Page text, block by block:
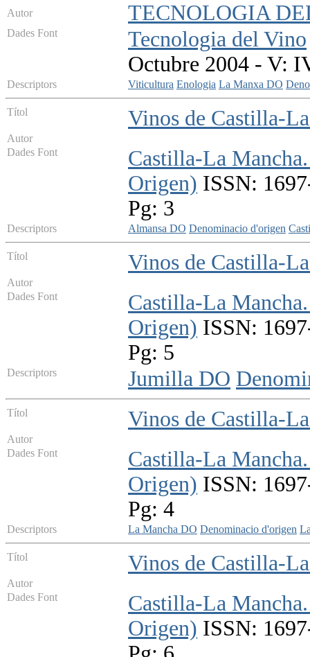
Autor TECNOLOGIA
Dades Font Tecnologia del Vino
Octubre 2004 - V:
Descriptors Viticultura Enologia La Manxa DO
Títol Vinos de Castilla-
Autor
Dades Font
Castilla-La
Origen) ISSN:
Pg: 3
Descriptors Almansa DO Denominacio d'origen
Títol Vinos de Castilla-
Autor
Dades Font
Castilla-La
Origen) ISSN:
Pg: 5
Descriptors Jumilla DO
Títol Vinos de Castilla-
Autor
Dades Font
Castilla-La
Origen) ISSN:
Pg: 4
Descriptors La Mancha DO Denominacio d'origen
Títol Vinos de Castilla-
Autor
Dades Font
Castilla-La
Origen) ISSN: